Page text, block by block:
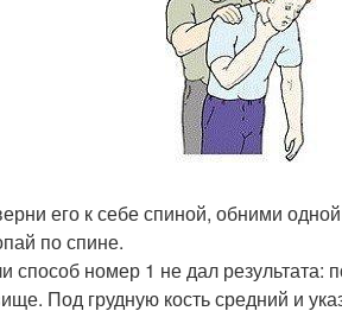
его к себе спиной, обними
по спине.
способ номер 1 не дал результата:
Под грудную кость средний и